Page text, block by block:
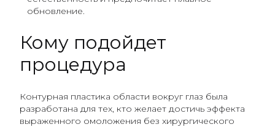
обновление.
Кому подойдет
процедура
Контурная пластика области вокруг глаз была
разработана для тех, кто желает достичь эффекта
выраженного омоложения без хирургического